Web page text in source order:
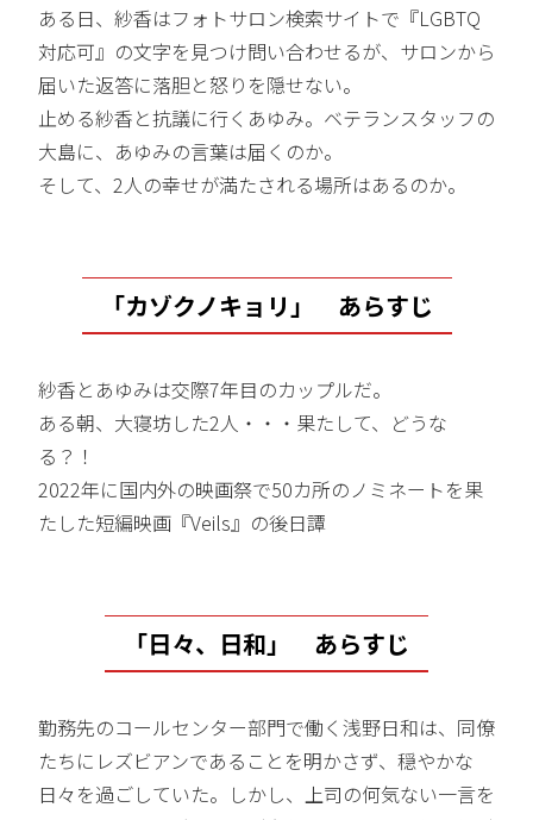
ある日、紗香はフォトサロン検索サイトで『LGBTQ
対応可』の文字を見つけ問い合わせるが、サロンから
届いた返答に落胆と怒りを隠せない。
止める紗香と抗議に行くあゆみ。ベテランスタッフの
大島に、あゆみの言葉は届くのか。
そして、2人の幸せが満たされる場所はあるのか。
「カゾクノキョリ」 あらすじ
紗香とあゆみは交際7年目のカップルだ。
ある朝、大寝坊した2人・・・果たして、どうな
る？！
2022年に国内外の映画祭で50カ所のノミネートを果
たした短編映画『Veils』の後日譚
「日々、日和」 あらすじ
勤務先のコールセンター部門で働く浅野日和は、同僚
たちにレズビアンであることを明かさず、穏やかな
日々を過ごしていた。しかし、上司の何気ない一言を